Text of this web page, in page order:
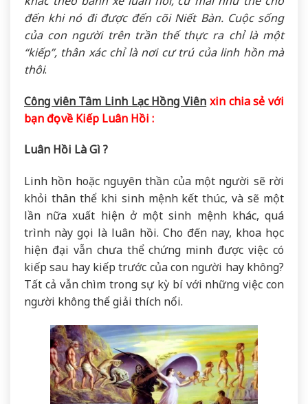
đến khi nó đi được đến cõi Niết Bàn. Cuộc sống
của con người trên trần thế thực ra chỉ là một
“kiếp”, thân xác chỉ là nơi cư trú của linh hồn mà
thôi.
Công viên Tâm Linh Lạc Hồng Viên xin chia sẻ với
bạn đọc về Kiếp Luân Hồi :
Luân Hồi Là Gì ?
Linh hồn hoặc nguyên thần của một người sẽ rời
khỏi thân thể khi sinh mệnh kết thúc, và sẽ một
lần nữa xuất hiện ở một sinh mệnh khác, quá
trình này gọi là luân hồi. Cho đến nay, khoa học
hiện đại vẫn chưa thể chứng minh được việc có
kiếp sau hay kiếp trước của con người hay không?
Tất cả vẫn chìm trong sự kỳ bí với những việc con
người không thể giải thích nổi.